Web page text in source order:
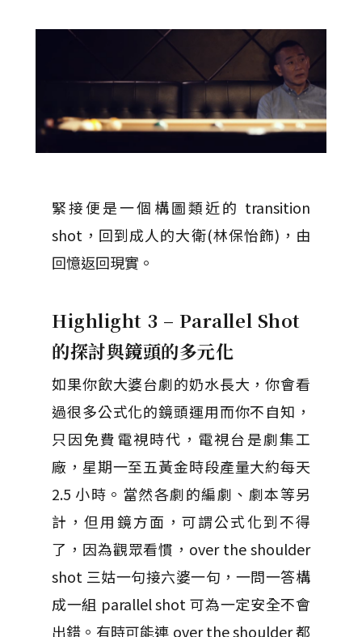
緊接便是一個構圖類近的 transition
shot，回到成人的大衛(林保怡飾)，由
回憶返回現實。
Highlight 3 – Parallel Shot
的探討與鏡頭的多元化
如果你飲大婆台劇的奶水長大，你會看
過很多公式化的鏡頭運用而你不自知，
只因免費電視時代，電視台是劇集工
廠，星期一至五黃金時段產量大約每天
2.5 小時。當然各劇的編劇、劇本等另
計，但用鏡方面，可謂公式化到不得
了，因為觀眾看慣，over the shoulder
shot 三姑一句接六婆一句，一問一答構
成一組 parallel shot 可為一定安全不會
出錯。有時可能連 over the shoulder 都